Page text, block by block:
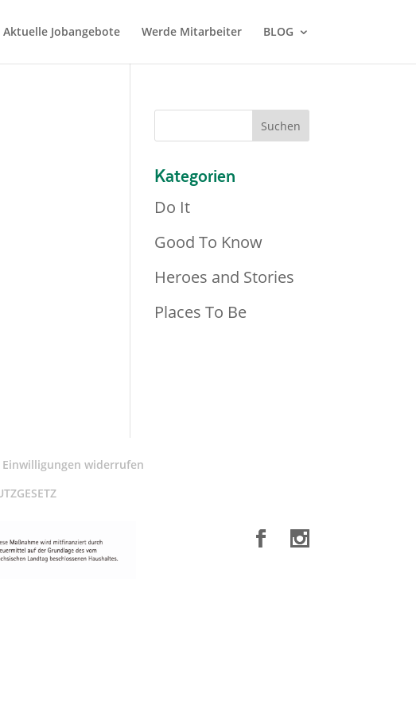
Aktuelle Jobangebote Werde Mitarbeiter BLOG
Kategorien
Do It
Good To Know
Heroes and Stories
Places To Be
Einwilligungen widerrufen